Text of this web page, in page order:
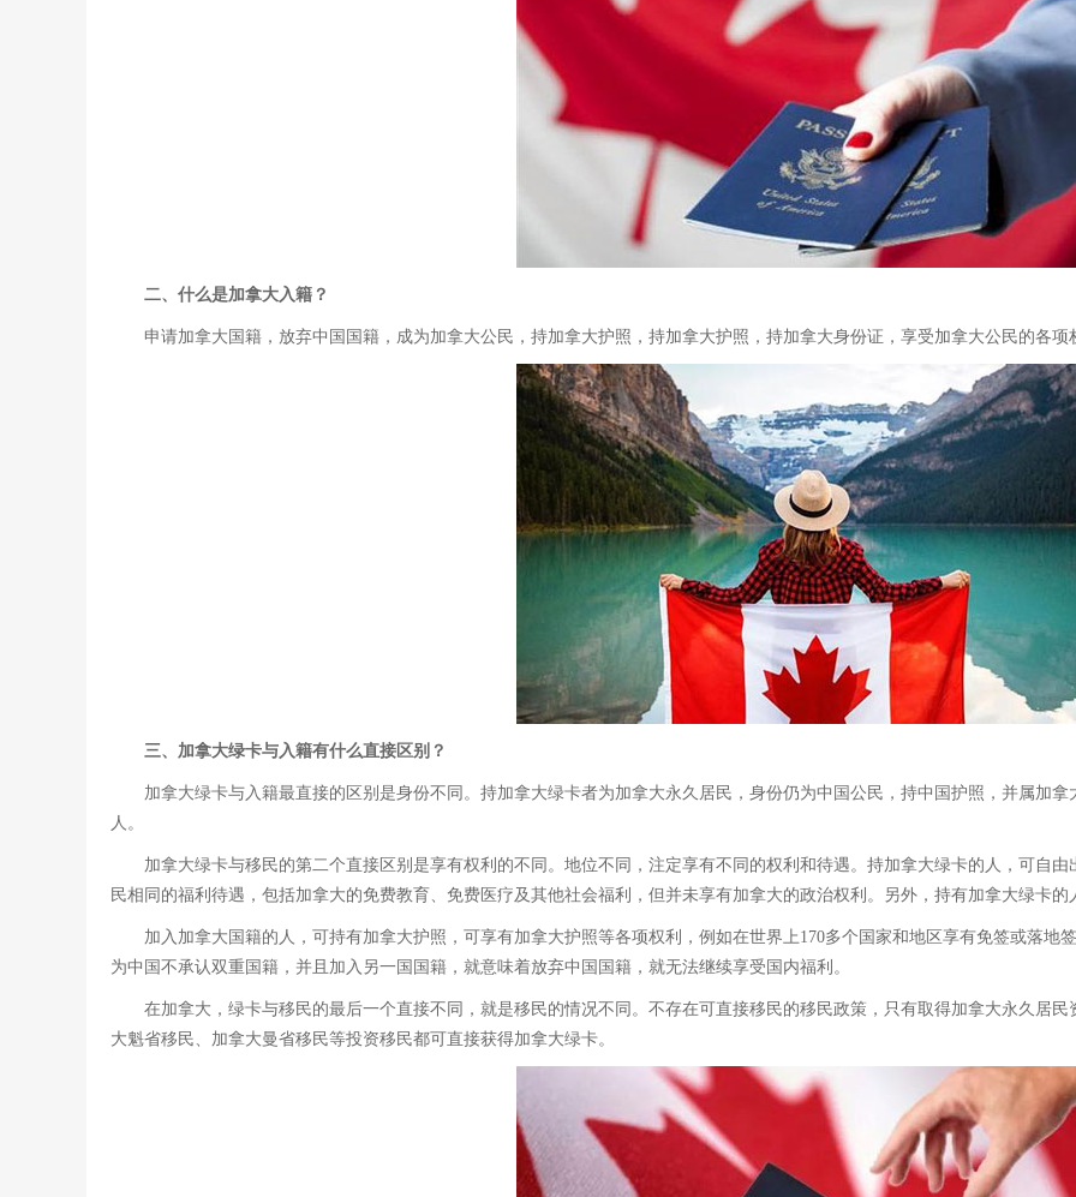
二、什么是加拿大入籍？
申请加拿大国籍，放弃中国国籍，成为加拿大公民，持加拿大护照，持加拿大护照，持加拿大身份证，享受加拿大公民的各项
三、加拿大绿卡与入籍有什么直接区别？
加拿大绿卡与入籍最直接的区别是身份不同。持加拿大绿卡者为加拿大永久居民，身份仍为中国公民，持中国护照，并属加
人。
加拿大绿卡与移民的第二个直接区别是享有权利的不同。地位不同，注定享有不同的权利和待遇。持加拿大绿卡的人，可自
民相同的福利待遇，包括加拿大的免费教育、免费医疗及其他社会福利，但并未享有加拿大的政治权利。另外，持有加拿大绿卡
加入加拿大国籍的人，可持有加拿大护照，可享有加拿大护照等各项权利，例如在世界上170多个国家和地区享有免签或落地
为中国不承认双重国籍，并且加入另一国国籍，就意味着放弃中国国籍，就无法继续享受国内福利。
在加拿大，绿卡与移民的最后一个直接不同，就是移民的情况不同。不存在可直接移民的移民政策，只有取得加拿大永久居
大魁省移民、加拿大曼省移民等投资移民都可直接获得加拿大绿卡。